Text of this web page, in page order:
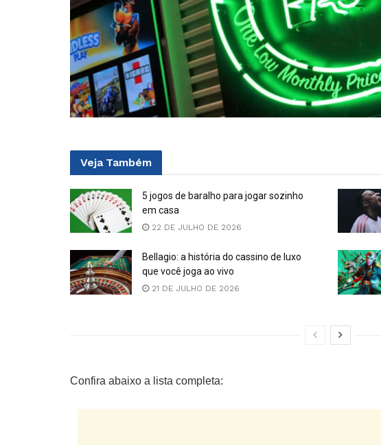
Veja Também
5 jogos de baralho para jogar sozinho
em casa
22 DE JULHO DE 2026
Bellagio: a história do cassino de luxo
que você joga ao vivo
21 DE JULHO DE 2026
Confira abaixo a lista completa: